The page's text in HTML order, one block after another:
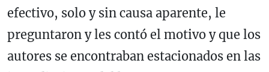
efectivo, solo y sin causa aparente, le
preguntaron y les contó el motivo y que los
autores se encontraban estacionados en las